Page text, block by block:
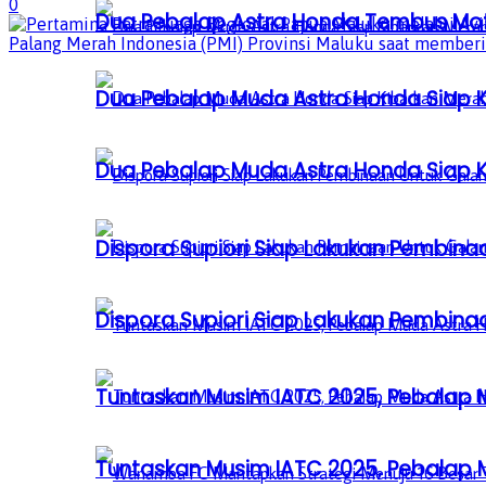
Dua Pebalap Muda Astra Honda Siap
Dispora Supiori Siap Lakukan
Tuntaskan Musim IATC 2025,
Dua Pebalap Astra Honda Tembus
Dua Pebalap Muda Astra Honda Siap
Dispora Supiori Siap Lakukan
Tuntaskan Musim IATC 2025,
0